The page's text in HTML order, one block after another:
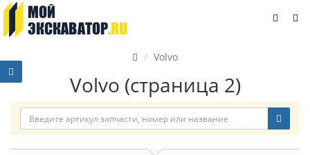
Volvo
Volvo (страница 2)